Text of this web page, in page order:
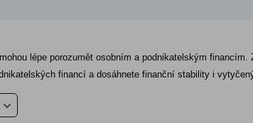
lépe porozumět osobním a podnikatelským
financí a dosáhnete finanční stability i